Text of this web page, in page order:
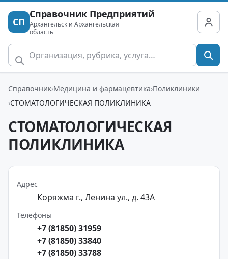
СП
Справочник Предприятий
Архангельск и Архангельская
область
Справочник Медицина и фармацевтика Поликлиники
СТОМАТОЛОГИЧЕСКАЯ ПОЛИКЛИНИКА
СТОМАТОЛОГИЧЕСКАЯ
ПОЛИКЛИНИКА
Адрес
Коряжма г., Ленина ул., д. 43А
Телефоны
+7 (81850) 31959
+7 (81850) 33840
+7 (81850) 33788